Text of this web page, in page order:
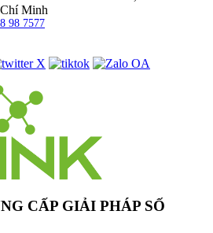
Minh
98 7577
CẤP GIẢI PHÁP SỐ